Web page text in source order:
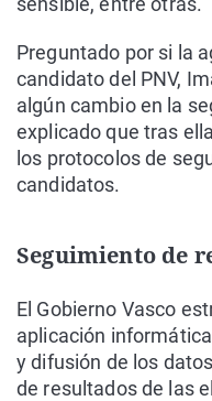
Preguntado por si la
candidato del PNV,
algún cambio en la
explicado que tras
los protocolos de
candidatos.
Seguimiento de
El Gobierno Vasco
aplicación
y difusión de los
de resultados de las